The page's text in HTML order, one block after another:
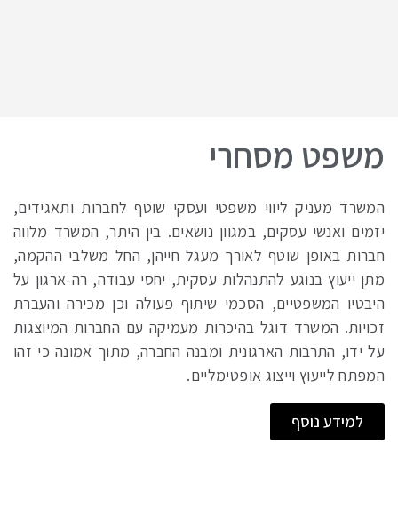
משפט מסחרי
המשרד מעניק ליווי משפטי ועסקי שוטף לחברות ותאגידים,
יזמים ואנשי עסקים, במגוון נושאים. בין היתר, המשרד מלווה
חברות באופן שוטף לאורך מעגל חייהן, החל משלבי ההקמה,
מתן ייעוץ בנוגע להתנהלות עסקית, יחסי עבודה, רה-ארגון על
היבטיו המשפטיים, הסכמי שיתוף פעולה וכן מכירה והעברת
זכויות. המשרד דוגל בהיכרות מעמיקה עם החברות המיוצגות
על ידו, התרבות הארגונית ומבנה החברה, מתוך אמונה כי זהו
המפתח לייעוץ וייצוג אופטימליים.
למידע נוסף